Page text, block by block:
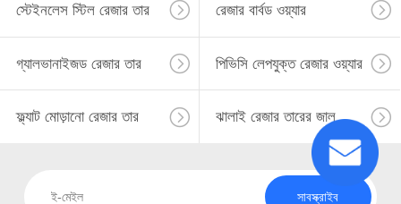
স্টেইনলেস স্টিল রেজার তার রেজার বার্বড ওয়্যার
গ্যালভানাইজড রেজার তার পিভিসি লেপযুক্ত রেজার ওয়্যার
ফ্ল্যাট মোড়ানো রেজার তার ঝালাই রেজার তারের জাল
সাবস্ক্রাইব